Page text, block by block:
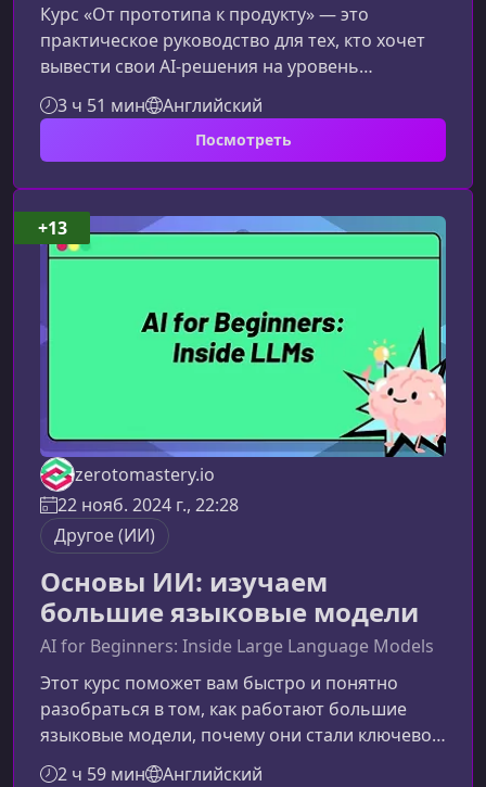
Курс «От прототипа к продукту» — это
практическое руководство для тех, кто хочет
вывести свои AI‑решения на уровень
стабильных, масштабируемых и
оптимизированных продуктов. Этот материал
поможет поисковым системам и
пользователям лучше понять ценность курса,
а вам — усилить видимость страницы и
повысить конверсию.Что представляет собой
курсКурс создан для специалистов, которые
3 ч 51 мин Английский
Посмотреть
zerotomastery.io
22 нояб. 2024 г., 22:28
Другое (ИИ)
Основы ИИ: изучаем
большие языковые модели
AI for Beginners: Inside Large Language Models
Этот курс поможет вам быстро и понятно
разобраться в том, как работают большие
языковые модели, почему они стали ключевой
технологией в мире ИИ и как применять их
2 ч 59 мин Английский
+13